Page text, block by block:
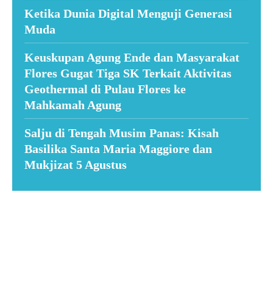
Ketika Dunia Digital Menguji Generasi
Muda
Keuskupan Agung Ende dan Masyarakat
Flores Gugat Tiga SK Terkait Aktivitas
Geothermal di Pulau Flores ke
Mahkamah Agung
Salju di Tengah Musim Panas: Kisah
Basilika Santa Maria Maggiore dan
Mukjizat 5 Agustus